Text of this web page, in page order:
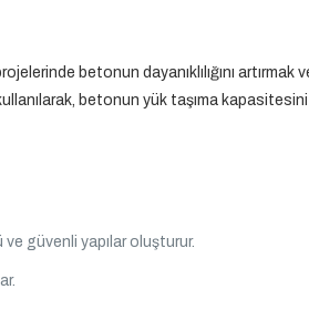
betonun dayanıklılığını artırmak
betonun yük taşıma
güvenli yapılar oluşturur.